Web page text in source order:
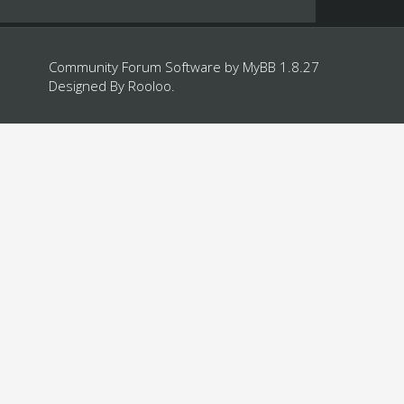
Community Forum Software by MyBB 1.8.27
Designed By Rooloo.